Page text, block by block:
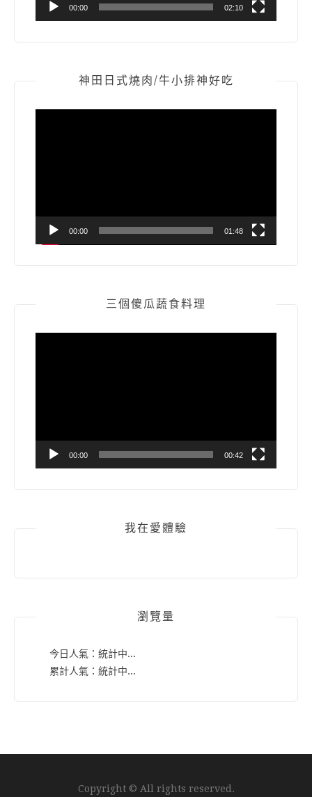
00:00 02:10
神田日式燒肉/牛小排神好吃
00:00 01:48
三個傻瓜蔬食料理
00:00 00:42
我在愛體驗
瀏覽量
今日人氣： 統計中...
累計人氣： 統計中...
Copyright © All rights reserved.